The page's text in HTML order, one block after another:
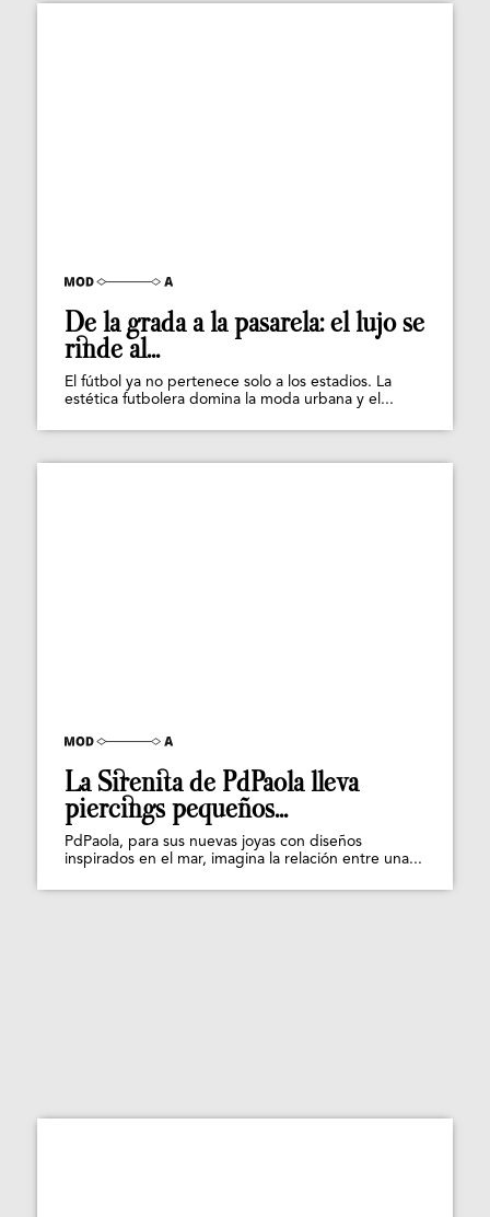
De la grada a la pasarela: el lujo se
rinde al...
El fútbol ya no pertenece solo a los estadios. La
estética futbolera domina la moda urbana y el...
La Sirenita de PdPaola lleva
piercings pequeños...
PdPaola, para sus nuevas joyas con diseños
inspirados en el mar, imagina la relación entre una...